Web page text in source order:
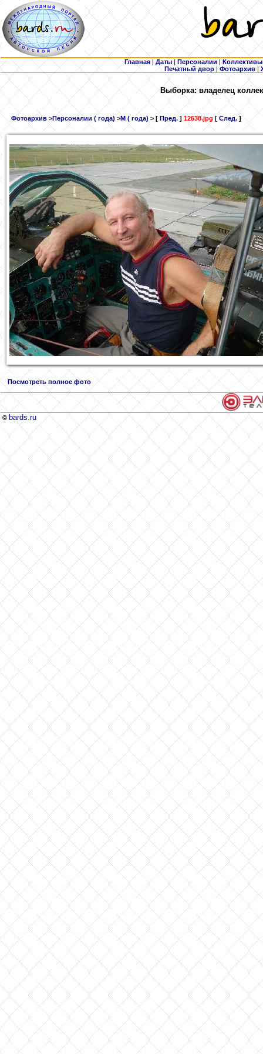
Главная | Даты | Персоналии | Коллективы
Печатный двор |Фотоархив |
Выборка: владелец
Фотоархив >Персоналии ( года) >М ( года) > [ Пред. ] 12638.jpg [ След. ]
Посмотреть полное фото
© bards.ru